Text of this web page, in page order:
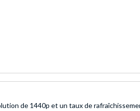
de 1440p et un taux de